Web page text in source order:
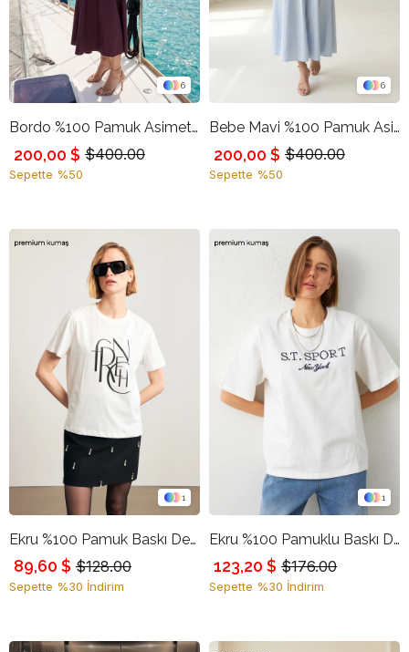
6
Bordo %100 Pamuk Asimetrik Yaka Detaylı Belden Oturtmalı Rahat Kesim Midi Elbise
$400.00
200,00 $
Sepette %50
6
Bebe Mavi %100 Pamuk Asimetrik Yaka Detaylı Belden Oturtmalı Rahat Kesim Midi Elbise
$400.00
200,00 $
Sepette %50
1
Ekru %100 Pamuk Baskı Detaylı Bisiklet Yaka Kısa Kollu T-Shirt
$128.00
89,60 $
Sepette %30 İndirim
1
Ekru %100 Pamuklu Baskı Detaylı Bisiklet Yaka T-Shirt
$176.00
123,20 $
Sepette %30 İndirim